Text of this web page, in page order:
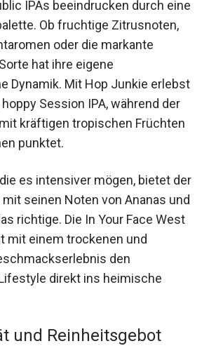
IPAs beeindrucken durch eine
Ob fruchtige Zitrusnoten,
oder die markante
hat ihre eigene
Dynamik. Mit Hop Junkie erlebst
Session IPA, während der
kräftigen tropischen Früchten
punktet.
es intensiver mögen, bietet der
seinen Noten von Ananas und
richtige. Die In Your Face West
mit einem trockenen und
den
direkt ins heimische
und Reinheitsgebot